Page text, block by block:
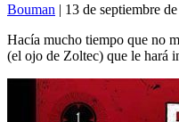
Bouman | 13 de septiembre
Hacía mucho tiempo que no
(el ojo de Zoltec) que le hará